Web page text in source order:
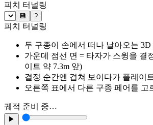
피치 터널링
💾 ?
피치 터널링
두 구종이 손에서 떠나 날아오는
가운데 점선 면 = 타자가 스윙을 결
이트 약 7.3m 앞)
결정 순간엔 겹쳐 보이다가 플레이
오른쪽 표에서 다른 구종 페어를 고
궤적 준비 중…
▶